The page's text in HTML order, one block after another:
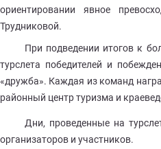
ориентировании явное
Трудниковой.
При подведении итогов к
турслета победителей и
«дружба». Каждая из команд
районный центр туризма и
Дни, проведенные на
организаторов и участников.